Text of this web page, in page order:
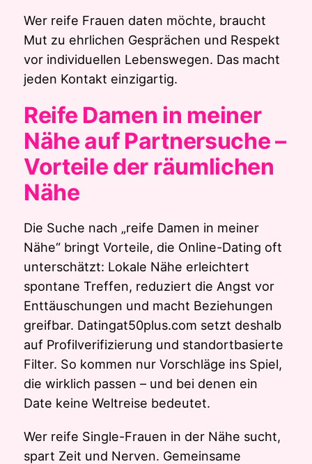
Wer reife Frauen daten möchte, braucht
Mut zu ehrlichen Gesprächen und Respekt
vor individuellen Lebenswegen. Das macht
jeden Kontakt einzigartig.
Reife Damen in meiner
Nähe auf Partnersuche –
Vorteile der räumlichen
Nähe
Die Suche nach „reife Damen in meiner
Nähe“ bringt Vorteile, die Online-Dating oft
unterschätzt: Lokale Nähe erleichtert
spontane Treffen, reduziert die Angst vor
Enttäuschungen und macht Beziehungen
greifbar. Datingat50plus.com setzt deshalb
auf Profilverifizierung und standortbasierte
Filter. So kommen nur Vorschläge ins Spiel,
die wirklich passen – und bei denen ein
Date keine Weltreise bedeutet.
Wer reife Single-Frauen in der Nähe sucht,
spart Zeit und Nerven. Gemeinsame